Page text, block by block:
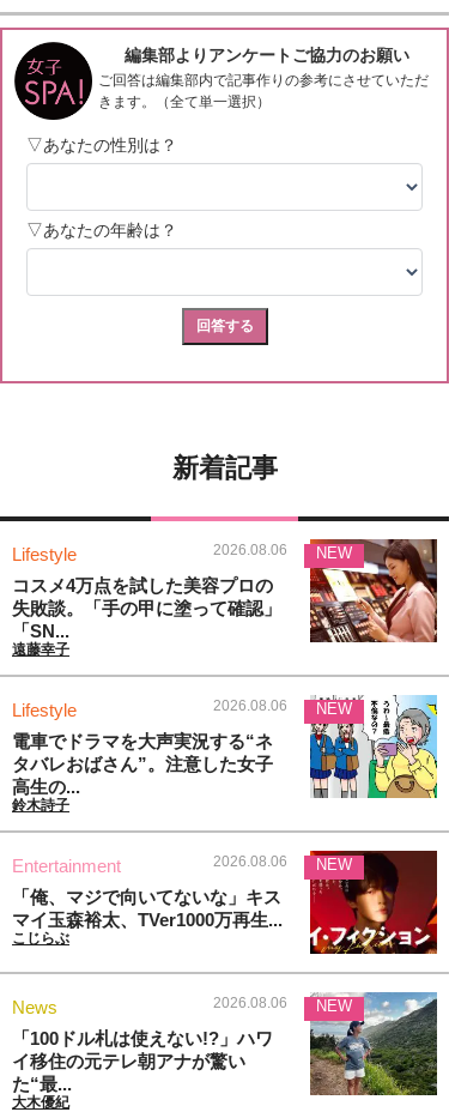
新着記事
Lifestyle 2026.08.06
コスメ4万点を試した美容プロの
失敗談。「手の甲に塗って確認」
「SN...
遠藤幸子
NEW
Lifestyle 2026.08.06
電車でドラマを大声実況する“ネ
タバレおばさん”。注意した女子
高生の...
鈴木詩子
NEW
Entertainment 2026.08.06
「俺、マジで向いてないな」キス
マイ玉森裕太、TVer1000万再生...
こじらぶ
NEW
News 2026.08.06
「100ドル札は使えない!?」ハワ
イ移住の元テレ朝アナが驚い
た“最...
大木優紀
NEW